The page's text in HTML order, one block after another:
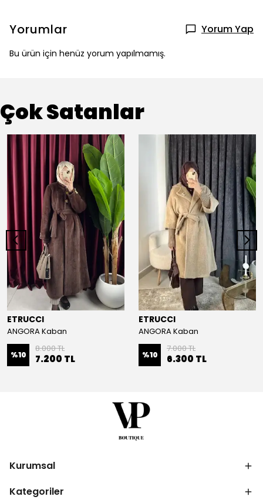
Yorumlar Yorum Yap
Bu ürün için henüz yorum yapılmamış.
Çok Satanlar
ETRUCCI
ANGORA Kaban
%10
8.000 TL
7.200 TL
ETRUCCI
ANGORA Kaban
%10
7.000 TL
6.300 TL
Kurumsal
Kategoriler